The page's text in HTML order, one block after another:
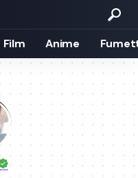
Film Anime